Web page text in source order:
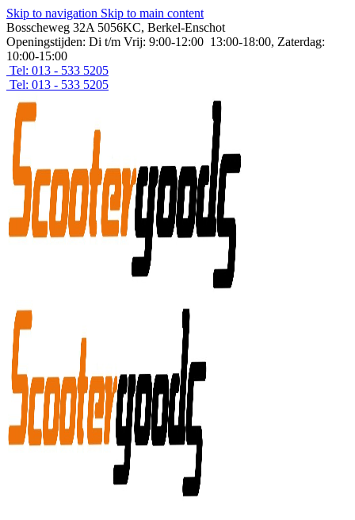
Skip to navigation Skip to main content
Bosscheweg 32A 5056KC, Berkel-Enschot
Openingstijden: Di t/m Vrij: 9:00-12:00 13:00-18:00, Zaterdag:
10:00-15:00
Tel: 013 - 533 5205
Tel: 013 - 533 5205